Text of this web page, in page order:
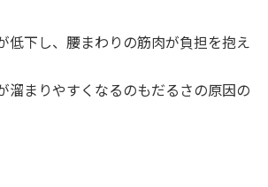
低下し、腰まわりの筋肉が負担を抱え
溜まりやすくなるのもだるさの原因の